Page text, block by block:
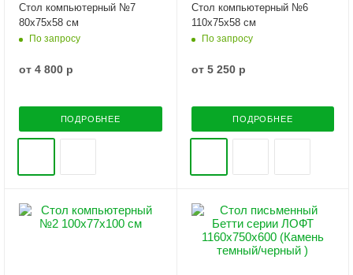
Стол компьютерный №7
80х75х58 см
По запросу
от 4 800 р
ПОДРОБНЕЕ
Стол компьютерный №6
110х75х58 см
По запросу
от 5 250 р
ПОДРОБНЕЕ